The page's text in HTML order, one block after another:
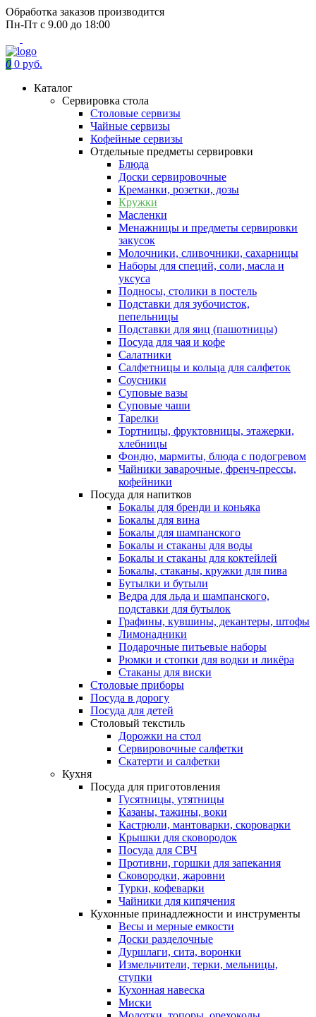
Обработка заказов производится
Пн-Пт с 9.00 до 18:00
0 0 руб.
Каталог
Сервировка стола
Столовые сервизы
Чайные сервизы
Кофейные сервизы
Отдельные предметы сервировки
Блюда
Доски сервировочные
Креманки, розетки, дозы
Кружки
Масленки
Менажницы и предметы сервировки
закусок
Молочники, сливочники, сахарницы
Наборы для специй, соли, масла и
уксуса
Подносы, столики в постель
Подставки для зубочисток,
пепельницы
Подставки для яиц (пашотницы)
Посуда для чая и кофе
Салатники
Салфетницы и кольца для салфеток
Соусники
Суповые вазы
Суповые чаши
Тарелки
Тортницы, фруктовницы, этажерки,
хлебницы
Фондю, мармиты, блюда с подогревом
Чайники заварочные, френч-прессы,
кофейники
Посуда для напитков
Бокалы для бренди и коньяка
Бокалы для вина
Бокалы для шампанского
Бокалы и стаканы для воды
Бокалы и стаканы для коктейлей
Бокалы, стаканы, кружки для пива
Бутылки и бутыли
Ведра для льда и шампанского,
подставки для бутылок
Графины, кувшины, декантеры, штофы
Лимонадники
Подарочные питьевые наборы
Рюмки и стопки для водки и ликёра
Стаканы для виски
Столовые приборы
Посуда в дорогу
Посуда для детей
Столовый текстиль
Дорожки на стол
Сервировочные салфетки
Скатерти и салфетки
Кухня
Посуда для приготовления
Гусятницы, утятницы
Казаны, тажины, воки
Кастрюли, мантоварки, скороварки
Крышки для сковородок
Посуда для СВЧ
Противни, горшки для запекания
Сковородки, жаровни
Турки, кофеварки
Чайники для кипячения
Кухонные принадлежности и инструменты
Весы и мерные емкости
Доски разделочные
Дуршлаги, сита, воронки
Измельчители, терки, мельницы,
ступки
Кухонная навеска
Миски